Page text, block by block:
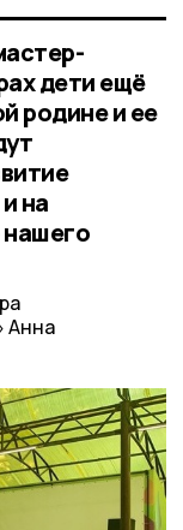
дети ещё
родине и ее
на
нашего
Анна